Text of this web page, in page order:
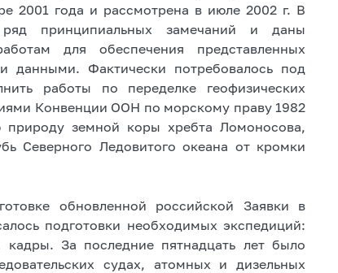
2001 года и рассмотрена в июле 2002 г. В
принципиальных замечаний и даны
для обеспечения представленных
данными. Фактически потребовалось под
работы по переделке геофизических
Конвенции ООН по морскому праву 1982
природу земной коры хребта Ломоносова,
Северного Ледовитого океана от кромки
обновленной российской Заявки в
подготовки необходимых экспедиций:
кадры. За последние пятнадцать лет было
судах, атомных и дизельных